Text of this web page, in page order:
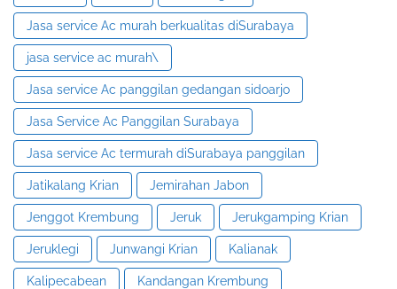
Jasa service Ac murah berkualitas diSurabaya
jasa service ac murah\
Jasa service Ac panggilan gedangan sidoarjo
Jasa Service Ac Panggilan Surabaya
Jasa service Ac termurah diSurabaya panggilan
Jatikalang Krian Jemirahan Jabon
Jenggot Krembung Jeruk Jerukgamping Krian
Jeruklegi Junwangi Krian Kalianak
Kalipecabean Kandangan Krembung